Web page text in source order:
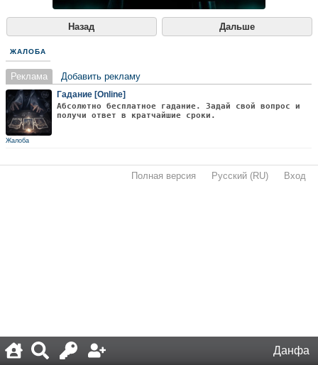
Данфа
Назад Дальше
ЖАЛОБА
Реклама Добавить рекламу
Гадание [Online]
Абсолютно бесплатное гадание. Задай свой вопрос и
получи ответ в кратчайшие сроки.
Жалоба
Полная версия Русский (RU) Вход